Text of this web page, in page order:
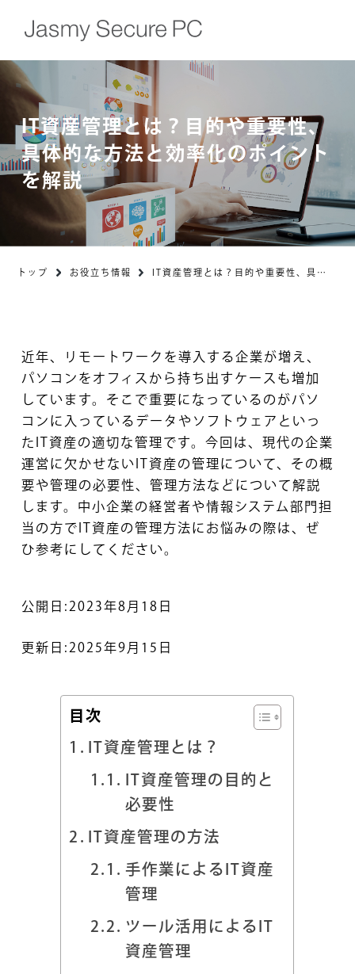
IT資産管理とは？目的や重要性、
具体的な方法と効率化のポイント
を解説
トップ お役立ち情報
IT資産管理とは？目的や重要性、具体
近年、リモートワークを導入する企業が増え、
パソコンをオフィスから持ち出すケースも増加
しています。そこで重要になっているのがパソ
コンに入っているデータやソフトウェアといっ
たIT資産の適切な管理です。今回は、現代の企業
運営に欠かせないIT資産の管理について、その概
要や管理の必要性、管理方法などについて解説
します。中小企業の経営者や情報システム部門担
当の方でIT資産の管理方法にお悩みの際は、ぜ
ひ参考にしてください。
公開日:2023年8月18日
更新日:2025年9月15日
目次
IT資産管理とは？
IT資産管理の目的と
必要性
IT資産管理の方法
手作業によるIT資産
管理
ツール活用によるIT
資産管理